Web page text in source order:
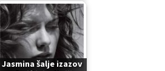
Jasmina šalje izazov